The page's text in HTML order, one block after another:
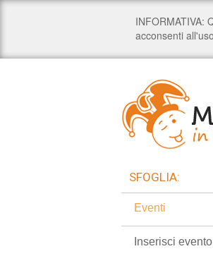
SFOGLIA:
Eventi
Inserisci evento